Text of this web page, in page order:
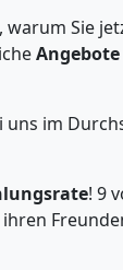
warum Sie
Angebote
uns im
! 9